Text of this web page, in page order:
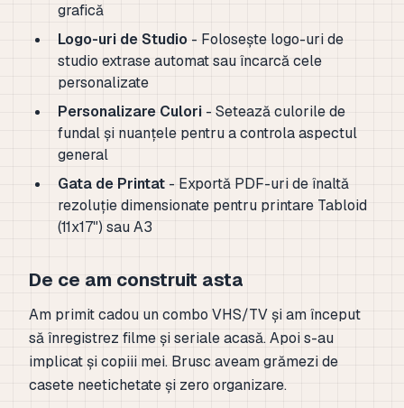
grafică
Logo-uri de Studio - Folosește logo-uri de
studio extrase automat sau încarcă cele
personalizate
Personalizare Culori - Setează culorile de
fundal și nuanțele pentru a controla aspectul
general
Gata de Printat - Exportă PDF-uri de înaltă
rezoluție dimensionate pentru printare Tabloid
(11x17") sau A3
De ce am construit asta
Am primit cadou un combo VHS/TV și am început
să înregistrez filme și seriale acasă. Apoi s-au
implicat și copiii mei. Brusc aveam grămezi de
casete neetichetate și zero organizare.